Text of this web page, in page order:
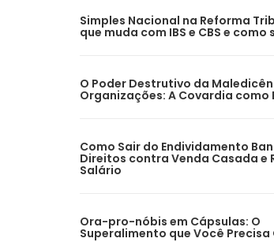
Simples Nacional na Reforma
que muda com IBS e CBS e
O Poder Destrutivo da
Organizações: A Covardia como
Como Sair do Endividamento
Direitos contra Venda Casada e
Salário
Ora-pro-nóbis em Cápsulas: O
Superalimento que Você Precisa